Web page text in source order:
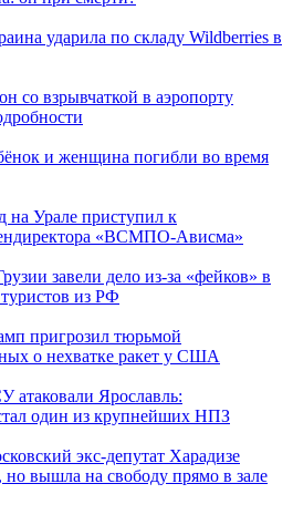
ударила по складу Wildberries в
со взрывчаткой в аэропорту
и женщина погибли во время
на Урале приступил к
«ВСМПО-Ависма»
завели дело из-за «фейков» в
из РФ
пригрозил тюрьмой
о нехватке ракет у США
атаковали Ярославль:
один из крупнейших НПЗ
экс-депутат Харадизе
но вышла на свободу прямо в зале